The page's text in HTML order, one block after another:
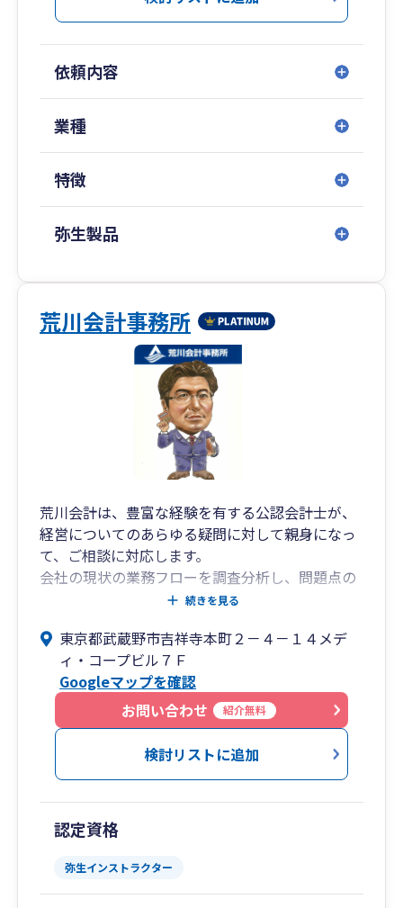
金調達、など税務以外のお悩みにも幅広く対応さ
対応いたします。
依頼内容
業種
特徴
弥生製品
荒川会計事務所
荒川会計は、豊富な経験を有する公認会計士が、
経営についてのあらゆる疑問に対して親身になっ
て、ご相談に対応します。
会社の現状の業務フローを調査分析し、問題点の
指摘及び改善案を提案します。業務の効率化、コ
す。
「パソコン会計導入サポート」および「導入後の
支援」を行っております。
会計業務を効率化させるためにパソコン会計は非
常に有益なものです。
経理の時間短縮、 自計化による迅速な経営成績の
把握を図ってみませんか？
また、 決算までそのままフォローいたします。
続きを見る
東京都武蔵野市吉祥寺本町２－４－１４メデ
ィ・コープビル７Ｆ
Googleマップを確認
お問い合わせ
紹介無料
検討リストに追加
認定資格
弥生インストラクター